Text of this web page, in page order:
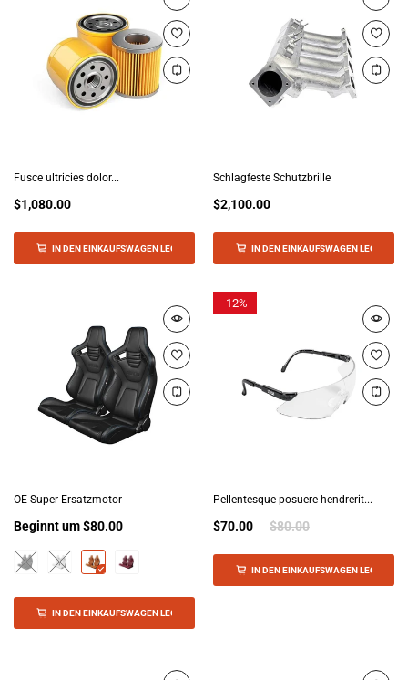
Fusce ultricies dolor...
$1,080.00
IN DEN EINKAUFSWAGEN LEGEN
Schlagfeste Schutzbrille
$2,100.00
IN DEN EINKAUFSWAGEN LEGEN
OE Super Ersatzmotor
Beginnt um$80.00
IN DEN EINKAUFSWAGEN LEGEN
-12%
Pellentesque posuere hendrerit...
$70.00 $80.00
IN DEN EINKAUFSWAGEN LEGEN